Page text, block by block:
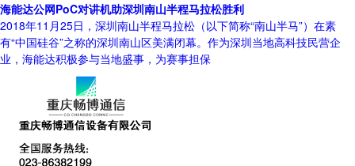
海能达公网PoC对讲机助深圳南山半程马拉松胜利
2018年11月25日，深圳南山半程马拉松（以下简称“南山半马”）在素
有“中国硅谷”之称的深圳南山区美满闭幕。作为深圳当地高科技民营企
业，海能达积极参与当地盛事，为赛事担保